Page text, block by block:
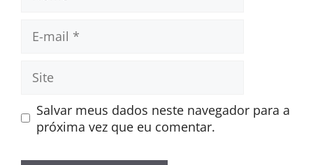
mail
Site
Salvar meus dados neste navegador para a
próxima vez que eu comentar.